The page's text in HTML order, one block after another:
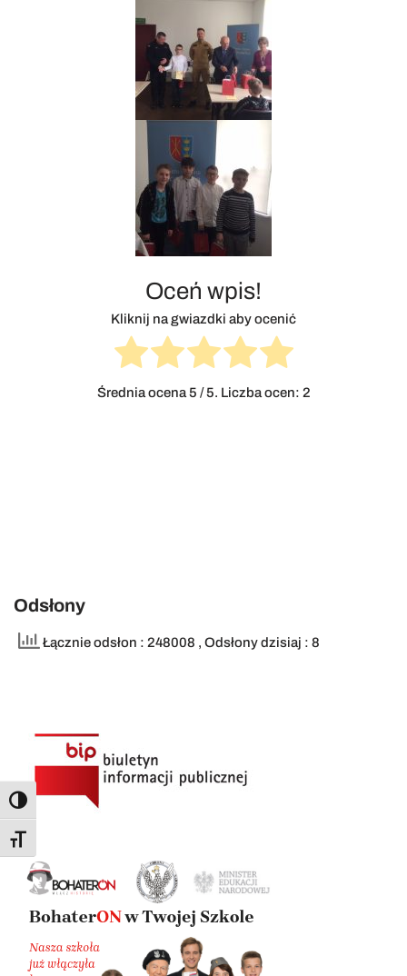
Toggle High Contrast
Toggle Font size
Oceń wpis!
Kliknij na gwiazdki aby ocenić
Średnia ocena5 / 5. Liczba ocen: 2
Odsłony
Łącznie odsłon : 248008 , Odsłony dzisiaj : 8